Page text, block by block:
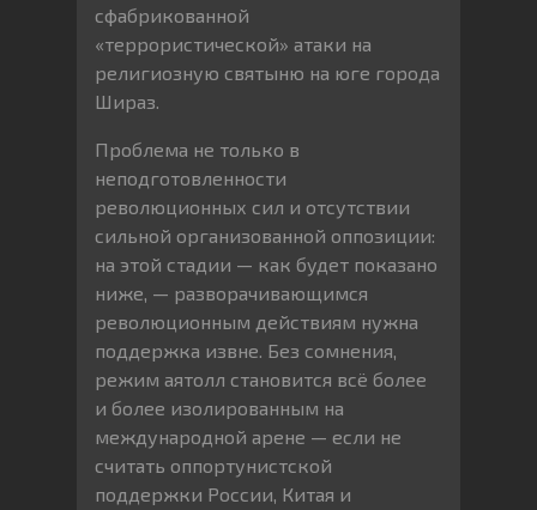
сфабрикованной
«террористической» атаки на
религиозную святыню на юге города
Шираз.
Проблема не только в
неподготовленности
революционных сил и отсутствии
сильной организованной оппозиции:
на этой стадии — как будет показано
ниже, — разворачивающимся
революционным действиям нужна
поддержка извне. Без сомнения,
режим аятолл становится всё более
и более изолированным на
международной арене — если не
считать оппортунистской
поддержки России, Китая и